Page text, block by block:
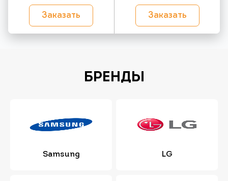
Заказать Заказать
БРЕНДЫ
Samsung LG